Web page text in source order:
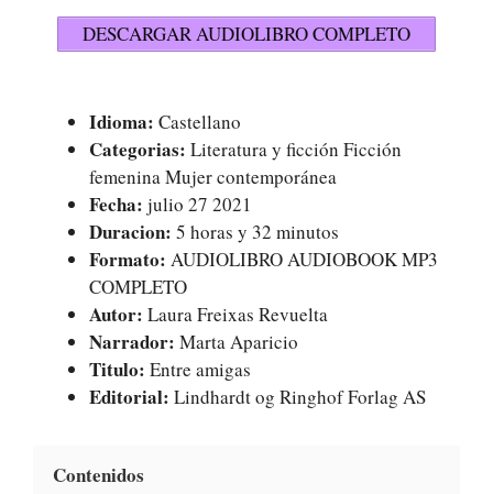
DESCARGAR AUDIOLIBRO COMPLETO
Idioma: Castellano
Categorias: Literatura y ficción Ficción
femenina Mujer contemporánea
Fecha: julio 27 2021
Duracion: 5 horas y 32 minutos
Formato: AUDIOLIBRO AUDIOBOOK MP3
COMPLETO
Autor: Laura Freixas Revuelta
Narrador: Marta Aparicio
Titulo: Entre amigas
Editorial: Lindhardt og Ringhof Forlag AS
Contenidos